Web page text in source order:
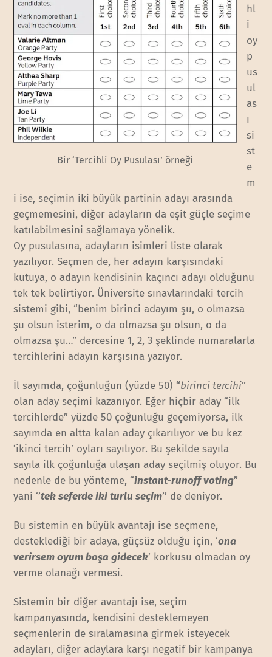
Bir ‘Tercihli Oy Pusulası’ örneği
hl
i
oy
p
us
ul
as
ı
si
st
e
m
i ise, seçimin iki büyük partinin adayı arasında
geçmemesini, diğer adayların da eşit güçle seçime
katılabilmesini sağlamaya yönelik.
Oy pusulasına, adayların isimleri liste olarak
yazılıyor. Seçmen de, her adayın karşısındaki
kutuya, o adayın kendisinin kaçıncı adayı olduğunu
tek tek belirtiyor. Üniversite sınavlarındaki tercih
sistemi gibi, “benim birinci adayım şu, o olmazsa
şu olsun isterim, o da olmazsa şu olsun, o da
olmazsa şu…” dercesine 1, 2, 3 şeklinde numaralarla
tercihlerini adayın karşısına yazıyor.
İl sayımda, çoğunluğun (yüzde 50) “birinci tercihi”
olan aday seçimi kazanıyor. Eğer hiçbir aday “ilk
tercihlerde” yüzde 50 çoğunluğu geçemiyorsa, ilk
sayımda en altta kalan aday çıkarılıyor ve bu kez
‘ikinci tercih’ oyları sayılıyor. Bu şekilde sayıla
sayıla ilk çoğunluğa ulaşan aday seçilmiş oluyor. Bu
nedenle de bu yönteme, “instant-runoff voting”
yani ‘’tek seferde iki turlu seçim’’ de deniyor.
Bu sistemin en büyük avantajı ise seçmene,
desteklediği bir adaya, güçsüz olduğu için, ‘ona
verirsem oyum boşa gidecek’ korkusu olmadan oy
verme olanağı vermesi.
Sistemin bir diğer avantajı ise, seçim
kampanyasında, kendisini desteklemeyen
seçmenlerin de sıralamasına girmek isteyecek
adayları, diğer adaylara karşı negatif bir kampanya